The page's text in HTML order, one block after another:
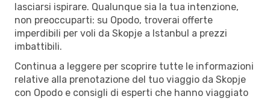
lasciarsi ispirare. Qualunque sia la tua intenzione,
non preoccuparti: su Opodo, troverai offerte
imperdibili per voli da Skopje a Istanbul a prezzi
imbattibili.
Continua a leggere per scoprire tutte le informazioni
relative alla prenotazione del tuo viaggio da Skopje
con Opodo e consigli di esperti che hanno viaggiato